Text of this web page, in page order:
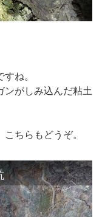
ね。
ンがしみ込んだ粘土
ちらもどうぞ。